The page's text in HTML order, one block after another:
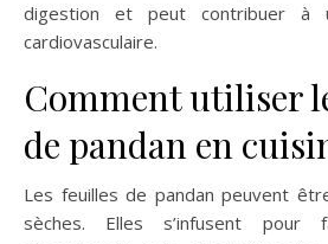
digestion et peut contribuer à
cardiovasculaire.
Comment utiliser
de pandan en
Les feuilles de pandan peuvent
sèches. Elles s’infusent pour